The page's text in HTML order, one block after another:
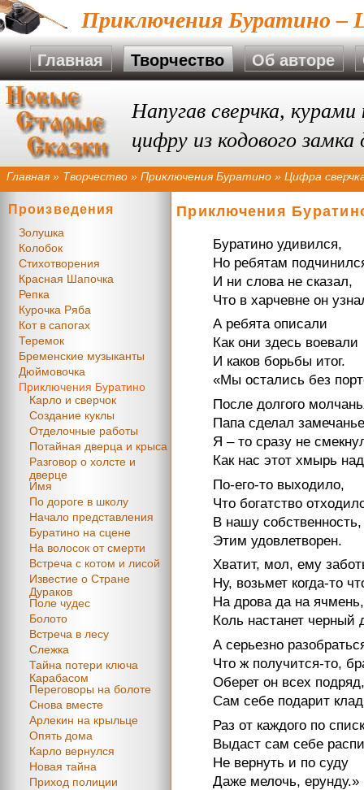
Приключения Буратино –
Главная Творчество Об авторе
Напугав сверчка,
цифру из кодового
Главная » Творчество » Приключения Буратино » Цифра
Приключения
Буратино удивился,
Но ребятам
И ни слова не сказал,
Что в харчевне он
А ребята описали
Как они здесь воевали
И каков борьбы итог.
«Мы остались без
После долгого
Папа сделал
Я – то сразу не
Как нас этот хмырь
По-его-то выходило,
Что богатство
В нашу
Этим удовлетворен.
Хватит, мол, ему
Ну, возьмет когда-то
На дрова да на ячмень,
Коль настанет черный
А серьезно
Что ж получится-то,
Оберет он всех подряд,
Сам себе подарит
Раз от каждого по
Выдаст сам себе
Не вернуть и по суду
Даже мелочь, ерунду.»
Произведения
Золушка
Колобок
Стихотворения
Красная Шапочка
Репка
Курочка Ряба
Кот в сапогах
Теремок
Бременские музыканты
Дюймовочка
Приключения Буратино
Карло и сверчок
Создание куклы
Отделочные работы
Потайная дверца и крыса
Разговор о холсте и
дверце
Имя
По дороге в школу
Начало представления
Буратино на сцене
На волосок от смерти
Встреча с котом и лисой
Известие о Стране
Дураков
Поле чудес
Болото
Встреча в лесу
Слежка
Тайна потери ключа
Карабасом
Переговоры на болоте
Снова вместе
Арлекин на крыльце
Опять дома
Карло вернулся
Новая тайна
Приход полиции